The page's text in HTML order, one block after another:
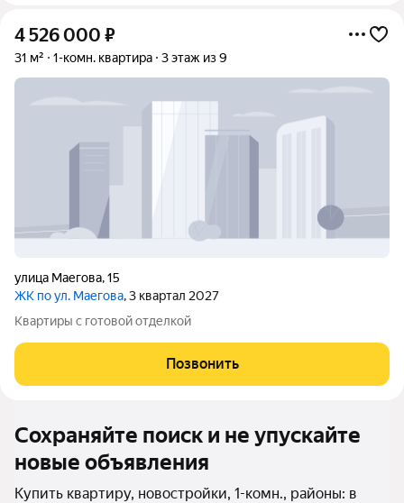
4 526 000 ₽
31 м² 1-комн. квартира 3 этаж из 9
улица Маегова,15
ЖК по ул. Маегова, 3 квартал 2027
Квартиры с готовой отделкой
Позвонить
Сохраняйте поиск и не упускайте
новые объявления
Купить квартиру, новостройки, 1-комн., районы: в